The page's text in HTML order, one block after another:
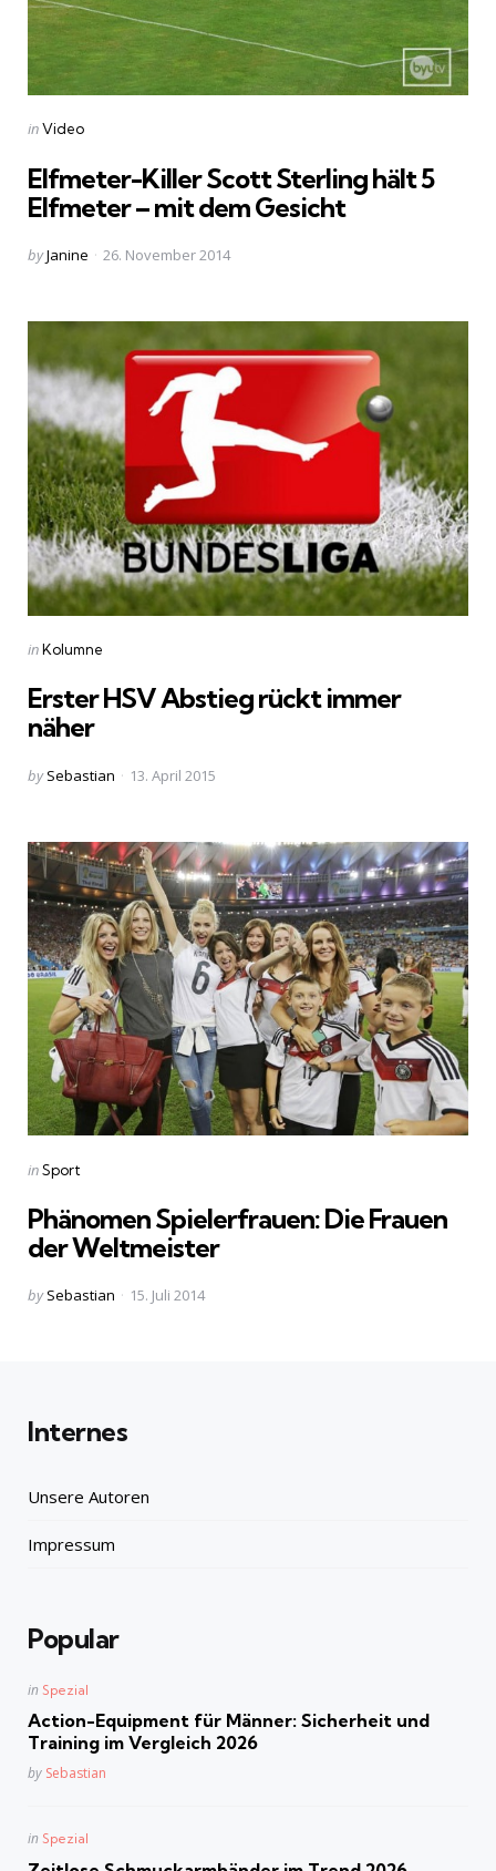
Categories
Posted
inVideo
Elfmeter-Killer Scott Sterling hält 5
Elfmeter – mit dem Gesicht
Posted
byJanine 26. November 2014
Categories
Posted
inKolumne
Erster HSV Abstieg rückt immer
näher
Posted
by Sebastian 13. April 2015
Categories
Posted
inSport
Phänomen Spielerfrauen: Die Frauen
der Weltmeister
Posted
by Sebastian 15. Juli 2014
Internes
Unsere Autoren
Impressum
Popular
Posted
in Spezial
Action-Equipment für Männer: Sicherheit und
Training im Vergleich 2026
Posted
by Sebastian
Posted
in Spezial